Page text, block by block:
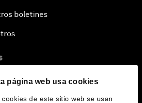
página web usa cookies
cookies de este sitio web se usan
boletines
el Foro